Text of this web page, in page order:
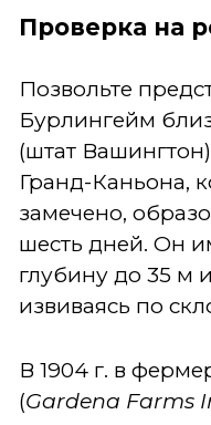
Проверка на
Позвольте
Бурлингейм
(штат
Гранд-Каньона,
замечено,
шесть дней. Он
глубину до 35 м
извиваясь по
В 1904 г. в
(Gardena Farms